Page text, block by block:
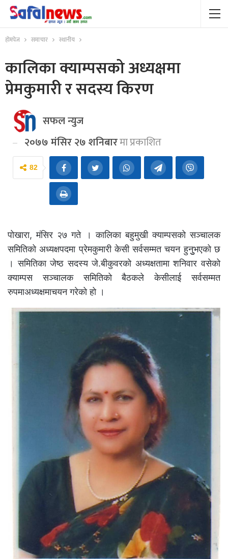
होमपेज समाचार स्थानीय
कालिका क्याम्पसको अध्यक्षमा
प्रेमकुमारी र सदस्य किरण
सफल न्युज
२०७७ मंसिर २७ शनिबारमा प्रकाशित
82
पोखारा, मंसिर २७ गते । कालिका बहुमुखी क्याम्पसको सञ्चालक
समितिको अध्यक्षपदमा प्रेमकुमारी केसी सर्वसम्मत चयन हुनुुभएको छ
। समितिका जेष्ठ सदस्य जे.बीकुवरको अध्यक्षतामा शनिवार वसेको
क्याम्पस सञ्चालक समितिको बैठकले केसीलाई सर्वसम्मत
रुपमाअध्यक्षमाचयन गरेको हो ।